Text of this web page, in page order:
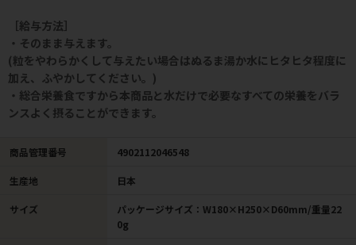
［給与方法］
・そのまま与えます。
(粒をやわらかくして与えたい場合はぬるま湯か水にヒタヒタ程度に
加え、ふやかしてください。)
・総合栄養食ですから本商品と水だけで必要なすべての栄養をバラ
ンスよく摂ることができます。
商品管理番号 4902112046548
生産地 日本
サイズ
パッケージサイズ：W180×H250×D60mm/重量22
0g